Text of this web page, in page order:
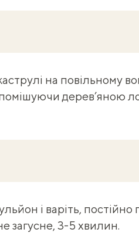
на повільному
дерев’яною
і варіть,
загусне, 3-5 хвилин.